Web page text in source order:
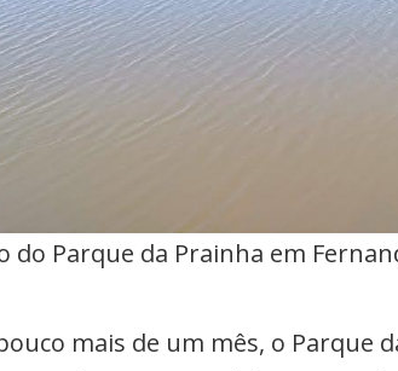
do Parque da Prainha em
mais de um mês, o Parque